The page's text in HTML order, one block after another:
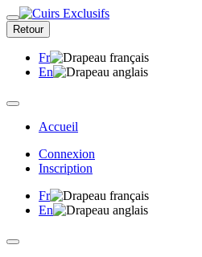
Retour
Fr
En
Accueil
Connexion
Inscription
Fr
En